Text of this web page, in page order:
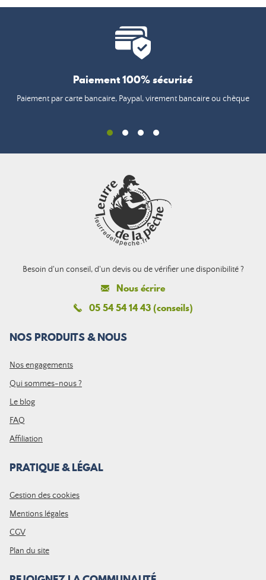
Paiement 100% sécurisé
Paiement par carte bancaire, Paypal, virement bancaire ou chèque
Besoin d'un conseil, d'un devis ou de vérifier une disponibilité ?
Nous écrire
05 54 54 14 43 (conseils)
NOS PRODUITS & NOUS
Nos engagements
Qui sommes-nous ?
Le blog
FAQ
Affiliation
PRATIQUE & LÉGAL
Gestion des cookies
Mentions légales
CGV
Plan du site